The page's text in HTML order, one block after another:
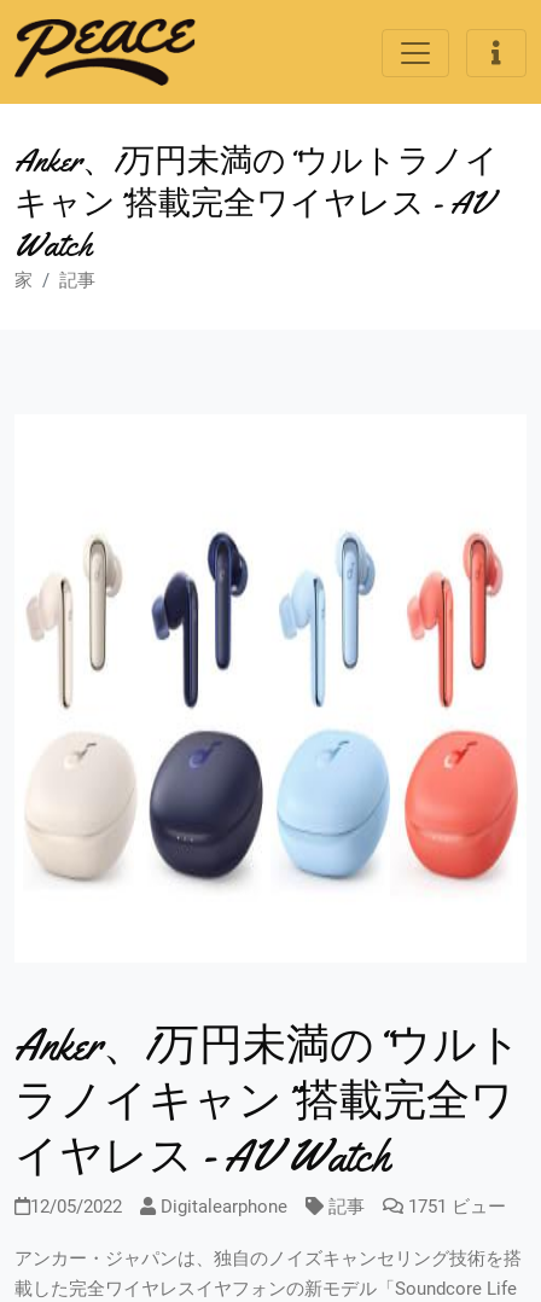
Anker、1万円未満の“ウルトラノイ
キャン”搭載完全ワイヤレス - AV
Watch
家 記事
Anker、1万円未満の“ウルト
ラノイキャン”搭載完全ワ
イヤレス - AV Watch
12/05/2022 Digitalearphone 記事 1751 ビュー
アンカー・ジャパンは、独自のノイズキャンセリング技術を搭
載した完全ワイヤレスイヤフォンの新モデル「Soundcore Life